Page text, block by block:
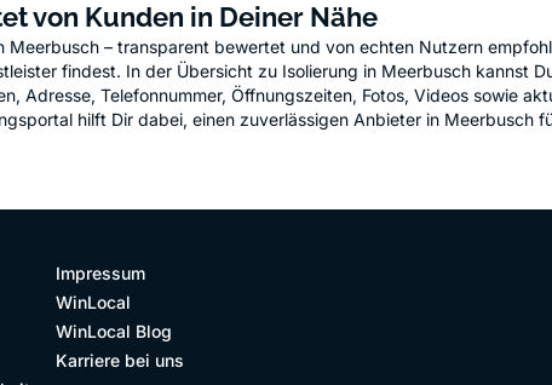
von Kunden in Deiner Nähe
– transparent bewertet und von echten Nutzern
findest. In der Übersicht zu Isolierung in Meerbusch kannst
Adresse, Telefonnummer, Öffnungszeiten, Fotos, Videos sowie
hilft Dir dabei, einen zuverlässigen Anbieter in Meerbusch
Impressum
WinLocal
WinLocal Blog
Karriere bei uns